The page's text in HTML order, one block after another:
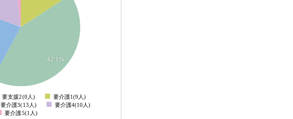
42.1%
0
要支援2(0人)
要介護1(9人)
要介護3(13人)
要介護4(10人)
要介護5(1人)